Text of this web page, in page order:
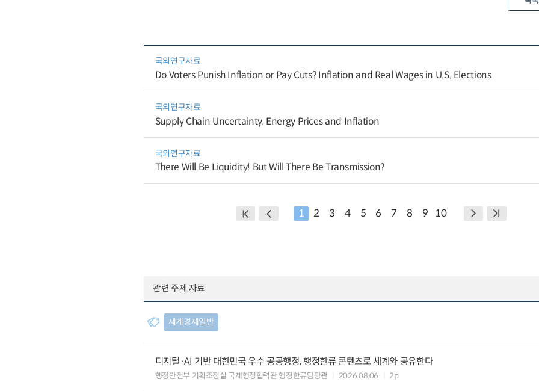
국외연구자료
Do Voters Punish Inflation or Pay Cuts? Inflation and Real Wages in U.S. Elections
국외연구자료
Supply Chain Uncertainty, Energy Prices and Inflation
국외연구자료
There Will Be Liquidity! But Will There Be Transmission?
1 2 3 4 5 6 7 8 9 10
관련 주제 자료
세계경제일반
디지털·AI 기반 대한민국 우수 공공행정, 행정한류 콘텐츠로 세계와 공유한다
행정안전부 기획조정실 국제행정협력관 행정한류담당관 2026.08.06 2p